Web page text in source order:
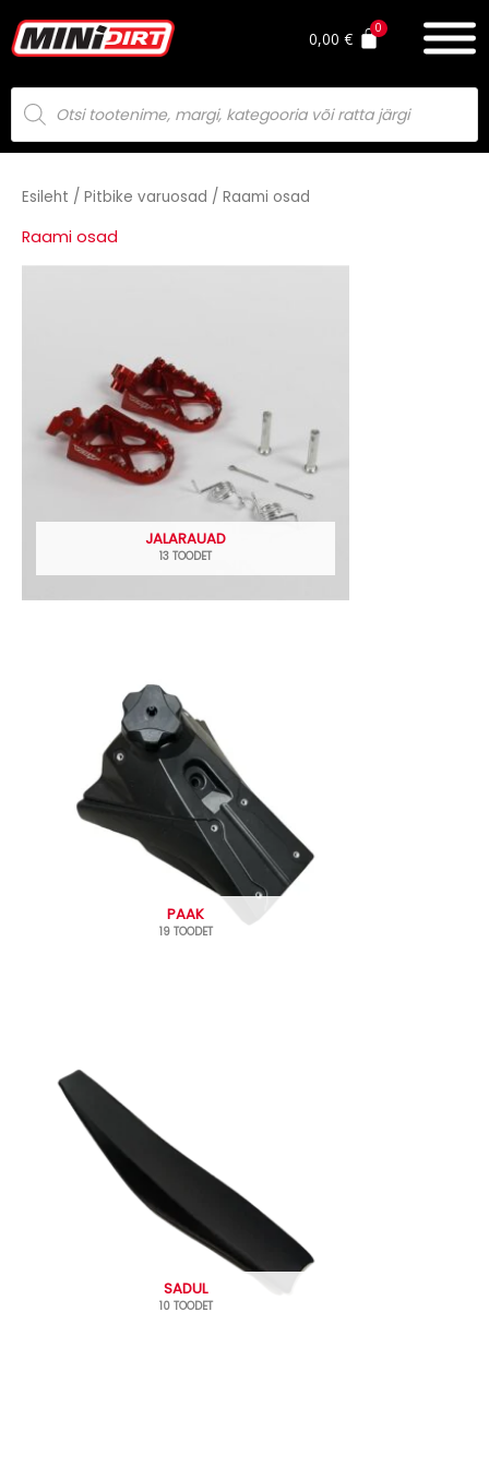
to
content
0,00€
Products
search
Esileht / Pitbike varuosad / Raami osad
Raami osad
JALARAUAD
13 TOODET
PAAK
19 TOODET
SADUL
10 TOODET